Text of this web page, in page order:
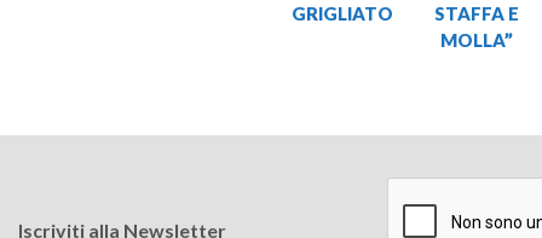
GRIGLIATO
STAFFA E
MOLLA”
Iscriviti alla Newsletter